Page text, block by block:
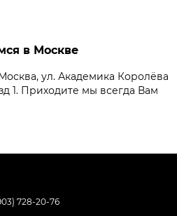
в Москве
ул. Академика Королёва
1. Приходите мы всегда Вам
728-20-76